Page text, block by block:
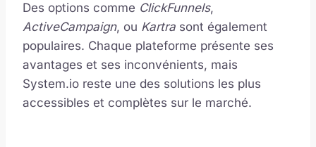
Des options comme ClickFunnels,
ActiveCampaign, ou Kartra sont également
populaires. Chaque plateforme présente ses
avantages et ses inconvénients, mais
System.io reste une des solutions les plus
accessibles et complètes sur le marché.